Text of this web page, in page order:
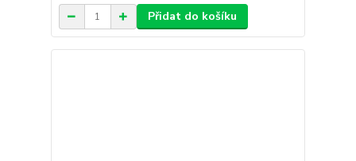
Přidat do košíku